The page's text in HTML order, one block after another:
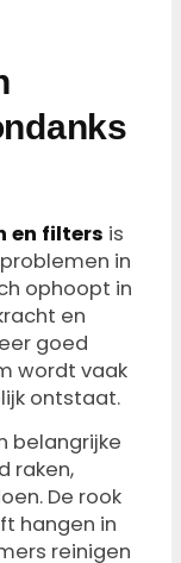
en filters is
in
ophoopt in
en
goed
wordt vaak
ontstaat.
belangrijke
raken,
De rook
hangen in
reinigen